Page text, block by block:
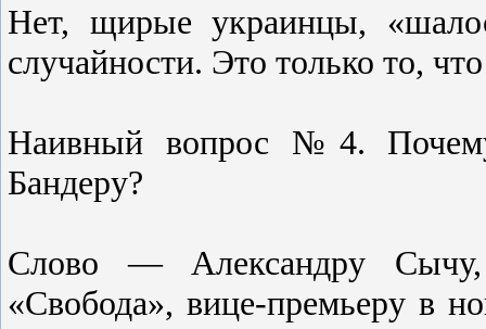
Нет, щирые украинцы,
случайности. Это только то,
Наивный вопрос №4. Почему
Бандеру?
Слово — Александру Сычу,
«Свобода», вице-премьеру в